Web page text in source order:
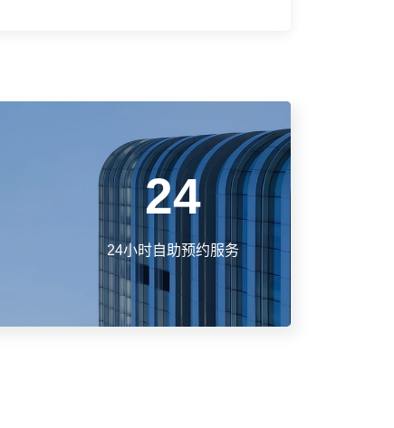
24
24小时自助预约服务